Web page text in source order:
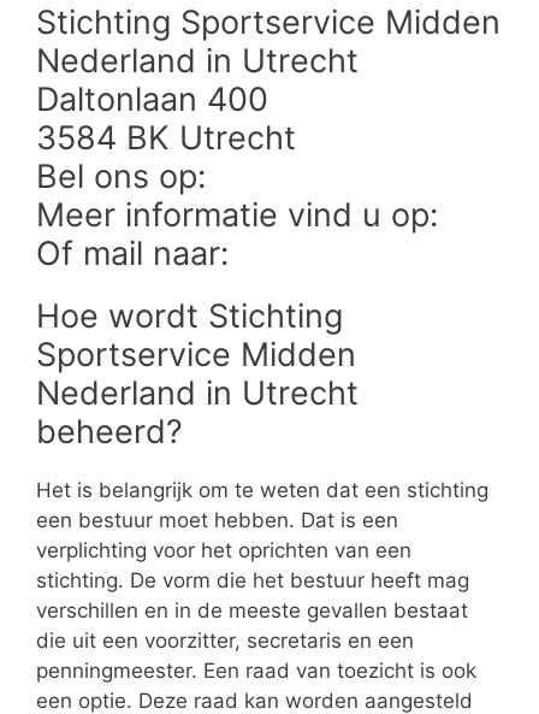
Stichting Sportservice Midden
Nederland in Utrecht
Daltonlaan 400
3584 BK Utrecht
Bel ons op:
Meer informatie vind u op:
Of mail naar:
Hoe wordt Stichting
Sportservice Midden
Nederland in Utrecht
beheerd?
Het is belangrijk om te weten dat een stichting
een bestuur moet hebben. Dat is een
verplichting voor het oprichten van een
stichting. De vorm die het bestuur heeft mag
verschillen en in de meeste gevallen bestaat
die uit een voorzitter, secretaris en een
penningmeester. Een raad van toezicht is ook
een optie. Deze raad kan worden aangesteld